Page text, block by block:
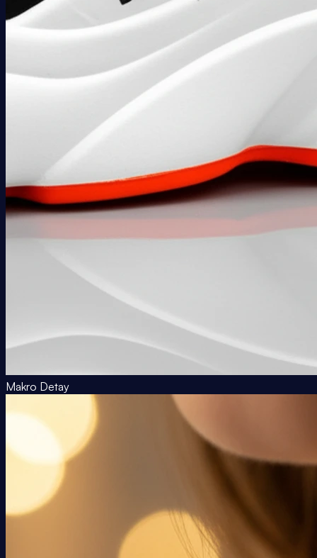
Makro Detay